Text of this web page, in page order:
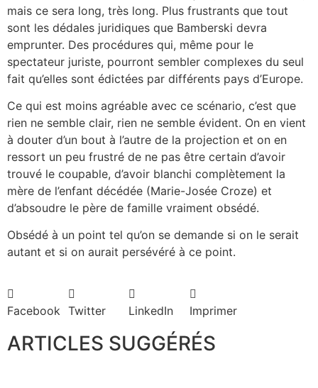
mais ce sera long, très long. Plus frustrants que tout
sont les dédales juridiques que Bamberski devra
emprunter. Des procédures qui, même pour le
spectateur juriste, pourront sembler complexes du seul
fait qu’elles sont édictées par différents pays d’Europe.
Ce qui est moins agréable avec ce scénario, c’est que
rien ne semble clair, rien ne semble évident. On en vient
à douter d’un bout à l’autre de la projection et on en
ressort un peu frustré de ne pas être certain d’avoir
trouvé le coupable, d’avoir blanchi complètement la
mère de l’enfant décédée (Marie-Josée Croze) et
d’absoudre le père de famille vraiment obsédé.
Obsédé à un point tel qu’on se demande si on le serait
autant et si on aurait persévéré à ce point.
Facebook Twitter LinkedIn Imprimer
ARTICLES SUGGÉRÉS